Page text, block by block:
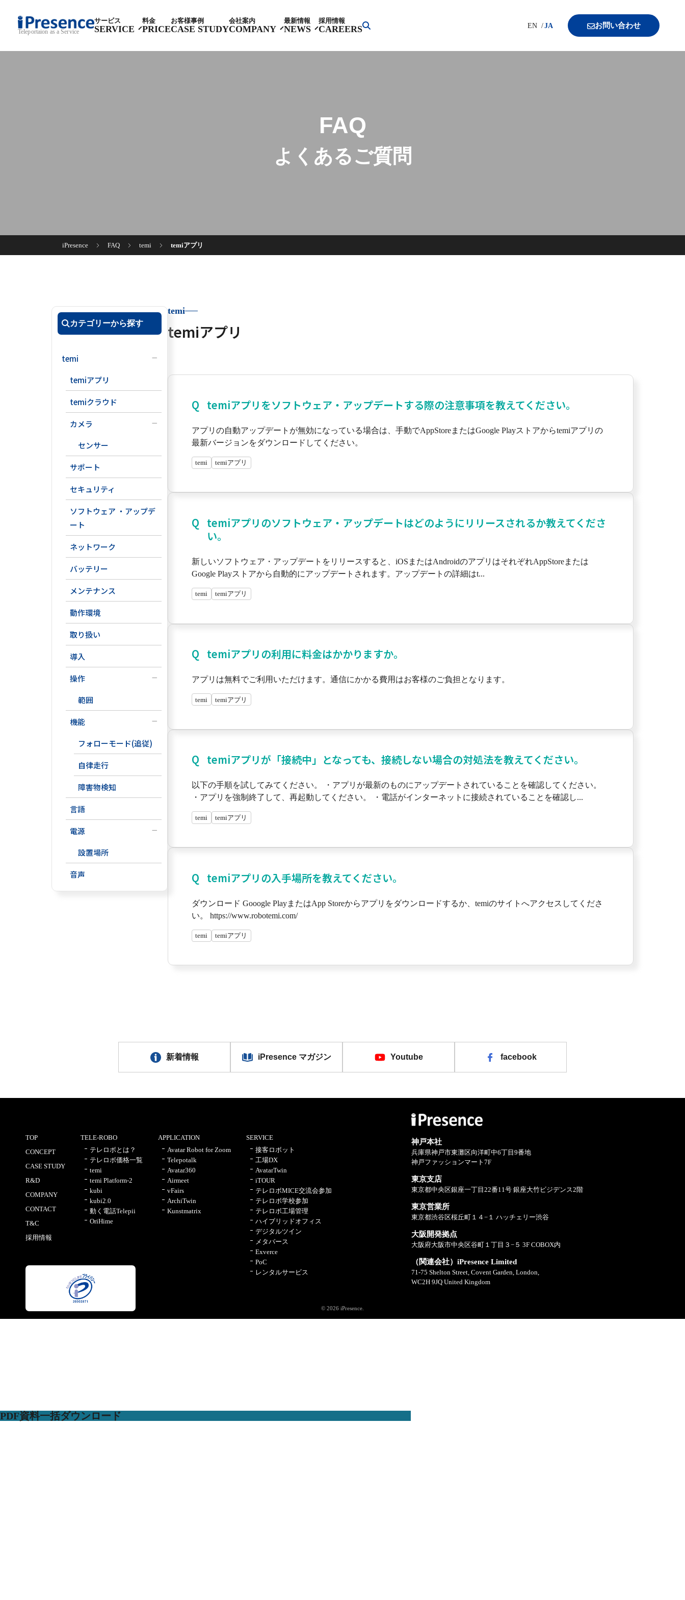
Teleportaion as a Service
サービス
SERVICE
料金
PRICE
お客様事例
CASE STUDY
会社案内
COMPANY
最新情報
NEWS
採用情報
CAREERS EN JA お問い合わせ
FAQ
よくあるご質問
iPresence FAQ temi temiアプリ
temi
temiアプリ
temiアプリをソフトウェア・アップデートする際の注意事項を教えてください。
アプリの自動アップデートが無効になっている場合は、手動でAppStoreまたはGoogle Playストアからtemiアプリの
最新バージョンをダウンロードしてください。
temi temiアプリ
temiアプリのソフトウェア・アップデートはどのようにリリースされるか教えてくださ
い。
新しいソフトウェア・アップデートをリリースすると、iOSまたはAndroidのアプリはそれぞれAppStoreまたは
Google Playストアから自動的にアップデートされます。アップデートの詳細はt...
temi temiアプリ
temiアプリの利用に料金はかかりますか。
アプリは無料でご利用いただけます。通信にかかる費用はお客様のご負担となります。
temi temiアプリ
temiアプリが「接続中」となっても、接続しない場合の対処法を教えてください。
以下の手順を試してみてください。 ・アプリが最新のものにアップデートされていることを確認してください。
・アプリを強制終了して、再起動してください。 ・電話がインターネットに接続されていることを確認し...
temi temiアプリ
temiアプリの入手場所を教えてください。
ダウンロード Gooogle PlayまたはApp Storeからアプリをダウンロードするか、temiのサイトへアクセスしてくださ
い。 https://www.robotemi.com/
temi temiアプリ
カテゴリーから探す
temi
temiアプリ
temiクラウド
カメラ
センサー
サポート
セキュリティ
ソフトウェア ・アップデ
ート
ネットワーク
バッテリー
メンテナンス
動作環境
取り扱い
導入
操作
範囲
機能
フォローモード(追従)
自律走行
障害物検知
言語
電源
設置場所
音声
新着情報 iPresence マガジン Youtube facebook
TOP
CONCEPT
CASE STUDY
R&D
COMPANY
CONTACT
T&C
採用情報
TELE-ROBO
テレロボとは？
テレロボ価格一覧
temi
temi Platform-2
kubi
kubi2.0
動く電話Telepii
OriHime
APPLICATION
Avatar Robot for Zoom
Telepotalk
Avatar360
Airmeet
vFairs
ArchiTwin
Kunstmatrix
SERVICE
接客ロボット
工場DX
AvatarTwin
iTOUR
テレロボMICE交流会参加
テレロボ学校参加
テレロボ工場管理
ハイブリッドオフィス
デジタルツイン
メタバース
Exverce
PoC
レンタルサービス
神戸本社
兵庫県神戸市東灘区向洋町中6丁目9番地
神戸ファッションマート7F
東京支店
東京都中央区銀座一丁目22番11号 銀座大竹ビジデンス2階
東京営業所
東京都渋谷区桜丘町１４−１ ハッチェリー渋谷
大阪開発拠点
大阪府大阪市中央区谷町１丁目３−５ 3F COBOX内
（関連会社）iPresence Limited
71-75 Shelton Street, Covent Garden, London,
WC2H 9JQ United Kingdom
© 2026 iPresence.
PDF資料一括ダウンロード